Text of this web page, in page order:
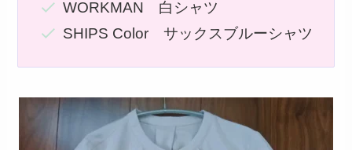
WORKMAN 白シャツ
SHIPS Color サックスブルーシャツ